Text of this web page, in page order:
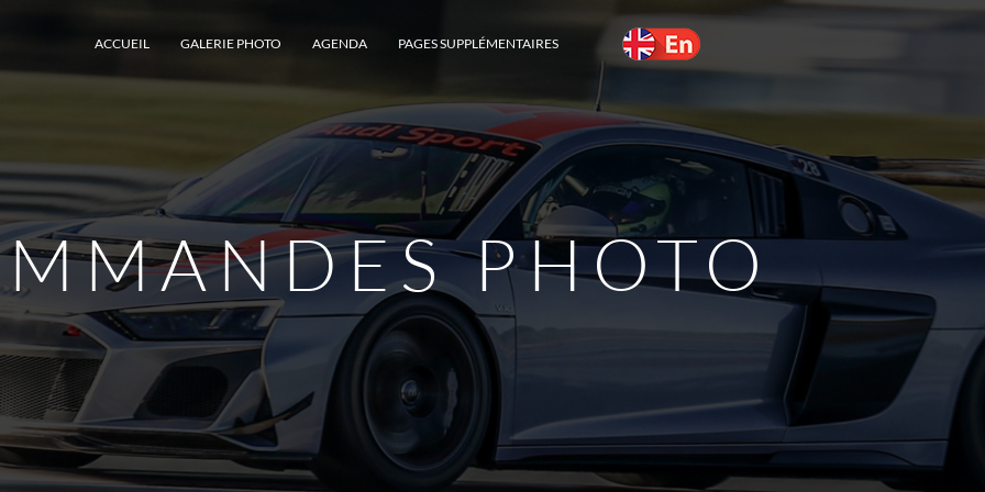
ACCUEIL GALERIE PHOTO AGENDA PAGES SUPPLÉMENTAIRES
PHOTO